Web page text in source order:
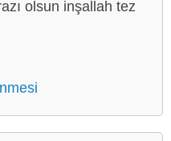
olsun inşallah tez